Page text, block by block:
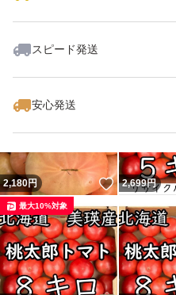
スピード発送
安心発送
2,180円 いいね！
2,699円
最大10%対象